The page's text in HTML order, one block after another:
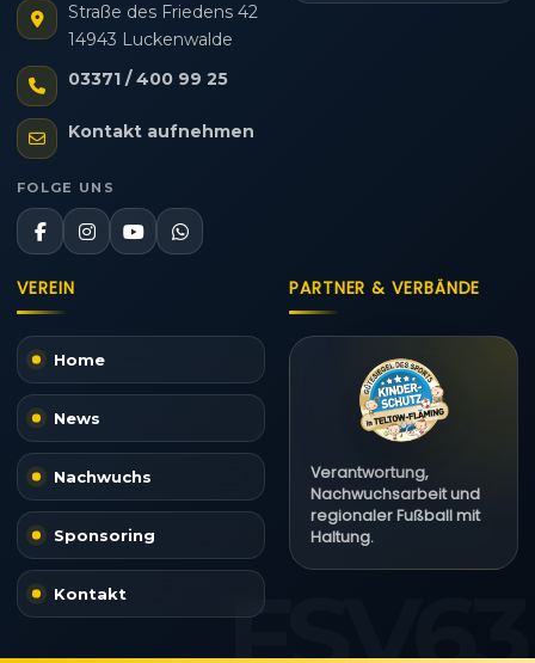
Straße des Friedens 42
14943 Luckenwalde
03371 / 400 99 25
Kontakt aufnehmen
FOLGE UNS
VEREIN
Home
News
Nachwuchs
Sponsoring
Kontakt
PARTNER & VERBÄNDE
Verantwortung,
Nachwuchsarbeit und
regionaler Fußball mit
Haltung.